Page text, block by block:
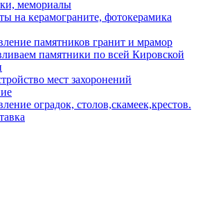
мемориалы
на керамограните, фотокерамика
памятников гранит и мрамор
памятники по всей Кировской
мест захоронений
оградок, столов,скамеек,крестов.